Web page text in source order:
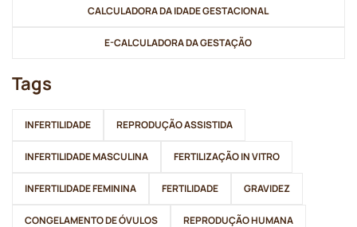
Tags
INFERTILIDADE REPRODUÇÃO ASSISTIDA
INFERTILIDADE MASCULINA FERTILIZAÇÃO IN VITRO
INFERTILIDADE FEMININA FERTILIDADE GRAVIDEZ
CONGELAMENTO DE ÓVULOS REPRODUÇÃO HUMANA
CALCULADORA DA IDADE GESTACIONAL
E-CALCULADORA DA GESTAÇÃO